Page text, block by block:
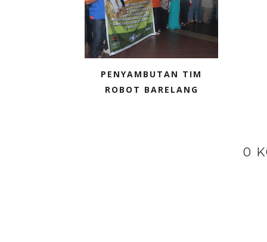
PENYAMBUTAN TIM
ROBOT BARELANG
0